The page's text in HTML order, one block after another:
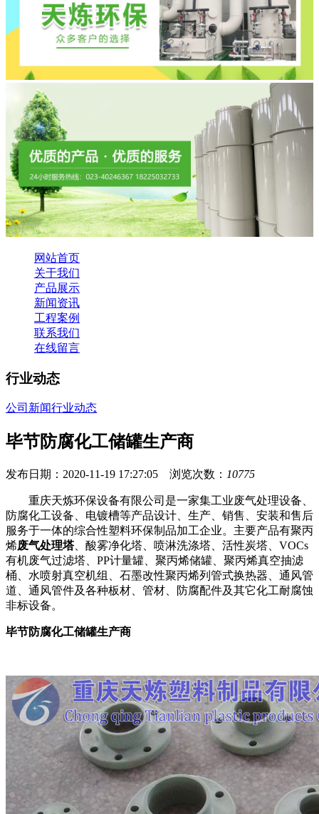
网站首页
关于我们
产品展示
新闻资讯
工程案例
联系我们
在线留言
行业动态
公司新闻行业动态
毕节防腐化工储罐生产商
发布日期：2020-11-19 17:27:05 浏览次数： 10775
重庆天炼环保设备有限公司是一家集工业废气处理设备、
防腐化工设备、电镀槽等产品设计、生产、销售、安装和售后
服务于一体的综合性塑料环保制品加工企业。主要产品有聚丙
烯废气处理塔、酸雾净化塔、喷淋洗涤塔、活性炭塔、VOCs
有机废气过滤塔、PP计量罐、聚丙烯储罐、聚丙烯真空抽滤
桶、水喷射真空机组、石墨改性聚丙烯列管式换热器、通风管
道、通风管件及各种板材、管材、防腐配件及其它化工耐腐蚀
非标设备。
毕节防腐化工储罐生产商